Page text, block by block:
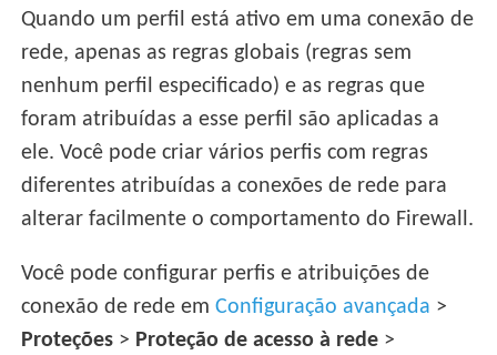
Quando um perfil está ativo em uma conexão de
rede, apenas as regras globais (regras sem
nenhum perfil especificado) e as regras que
foram atribuídas a esse perfil são aplicadas a
ele. Você pode criar vários perfis com regras
diferentes atribuídas a conexões de rede para
alterar facilmente o comportamento do Firewall.
Você pode configurar perfis e atribuições de
conexão de rede emConfiguração avançada >
Proteções > Proteção de acesso à rede >